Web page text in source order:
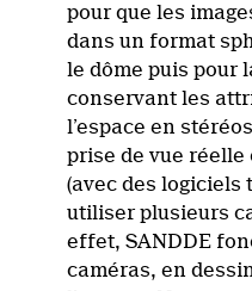
pour que les
dans un format
le dôme puis pour
conservant les
l’espace en
prise de vue
(avec des logiciels
utiliser plusieurs
effet, SANDDE
caméras, en